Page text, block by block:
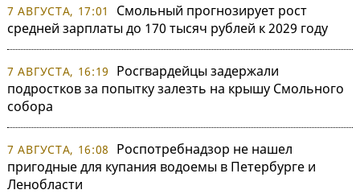
7 АВГУСТА, 17:01
Смольный прогнозирует рост
средней зарплаты до 170 тысяч рублей к 2029 году
7 АВГУСТА, 16:19
Росгвардейцы задержали
подростков за попытку залезть на крышу Смольного
собора
7 АВГУСТА, 16:08
Роспотребнадзор не нашел
пригодные для купания водоемы в Петербурге и
Ленобласти